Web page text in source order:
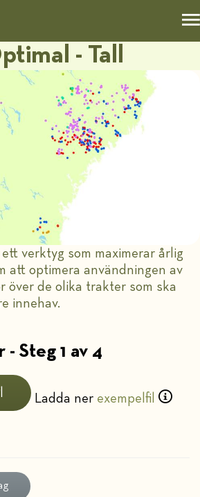
- Tall
verktyg som maximerar årlig
att optimera användningen av
över de olika trakter som ska
innehav.
- Steg 1 av 4
Ladda ner exempelfil